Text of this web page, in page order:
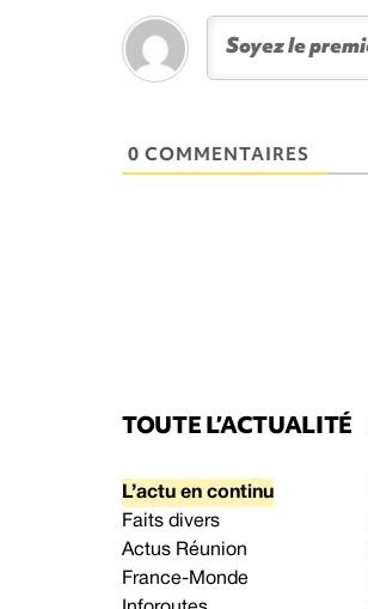
0 COMMENTAIRES
TOUTE L’ACTUALITÉ
L’actu en continu
Faits divers
Actus Réunion
France-Monde